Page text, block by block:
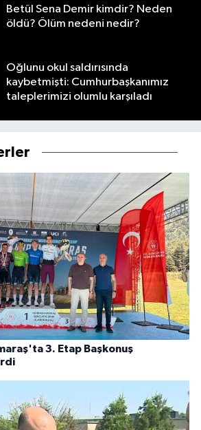
Betül Sena Demir kimdir? Neden
öldü? Ölüm nedeni nedir?
Oğlunu okul saldırısında
kaybetmişti: Cumhurbaşkanımız
taleplerimizi olumlu karşıladı
3. Etap Başkonuş